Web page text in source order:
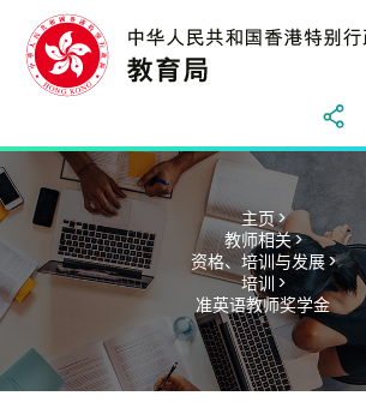
主页 >
教师相关 >
资格、培训与发展 >
培训 >
准英语教师奖学金